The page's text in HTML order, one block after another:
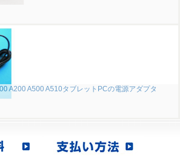
A200 A500 A510タブレットPCの電源アダプタ